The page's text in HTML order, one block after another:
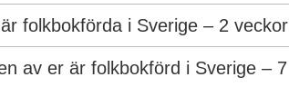
folkbokförda i Sverige – 2 veckor
av er är folkbokförd i Sverige – 7